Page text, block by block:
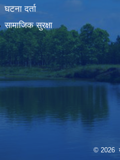
घटना दर्ता
सामाजिक सुरक्षा
© 2026